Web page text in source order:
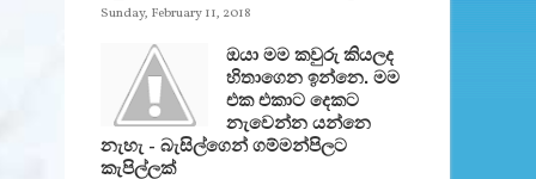
Sunday, February 11, 2018
ඔයා මම කවුරු කියලද
හිතාගෙන ඉන්නෙ. මම
එක එකාට දෙකට
නැවෙන්න යන්නෙ
නැහැ - බැසිල්ගෙන් ගම්මන්පිලට
කැපිල්ලක්